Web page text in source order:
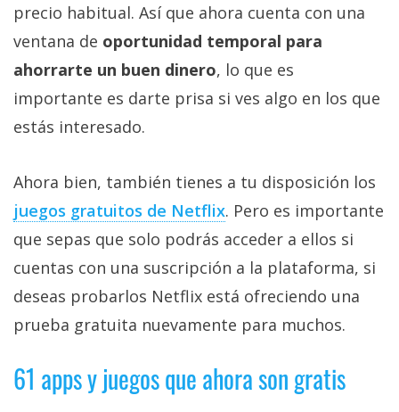
precio habitual. Así que ahora cuenta con una
ventana de oportunidad temporal para
ahorrarte un buen dinero, lo que es
importante es darte prisa si ves algo en los que
estás interesado.
Ahora bien, también tienes a tu disposición los
juegos gratuitos de Netflix‎. Pero es importante
que sepas que solo podrás acceder a ellos si
cuentas con una suscripción a la plataforma, si
deseas probarlos Netflix está ofreciendo una
prueba gratuita nuevamente para muchos.
61 apps y juegos que ahora son gratis